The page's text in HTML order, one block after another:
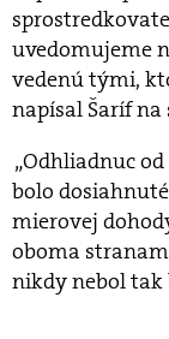
uvedomujeme
vedenú tými,
napísal Šaríf na
„Odhliadnuc
bolo
mierovej
oboma
nikdy nebol tak